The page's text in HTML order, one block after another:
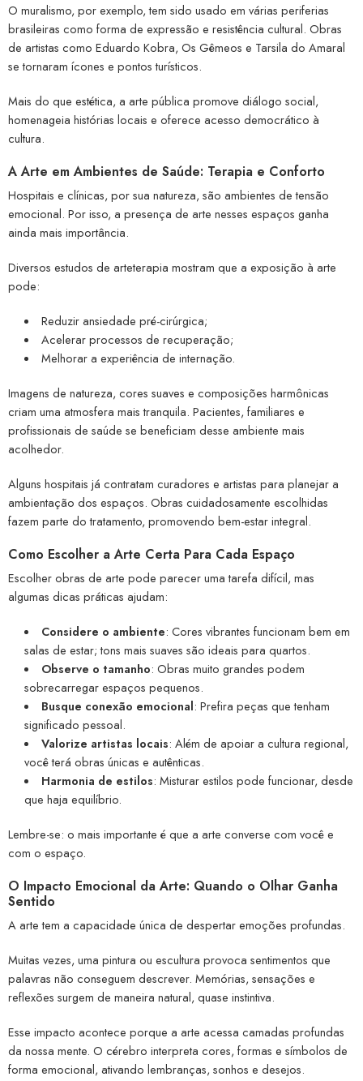
O muralismo, por exemplo, tem sido usado em várias periferias
brasileiras como forma de expressão e resistência cultural. Obras
de artistas como Eduardo Kobra, Os Gêmeos e Tarsila do Amaral
se tornaram ícones e pontos turísticos.
Mais do que estética, a arte pública promove diálogo social,
homenageia histórias locais e oferece acesso democrático à
cultura.
A Arte em Ambientes de Saúde: Terapia e Conforto
Hospitais e clínicas, por sua natureza, são ambientes de tensão
emocional. Por isso, a presença de arte nesses espaços ganha
ainda mais importância.
Diversos estudos de arteterapia mostram que a exposição à arte
pode:
Reduzir ansiedade pré-cirúrgica;
Acelerar processos de recuperação;
Melhorar a experiência de internação.
Imagens de natureza, cores suaves e composições harmônicas
criam uma atmosfera mais tranquila. Pacientes, familiares e
profissionais de saúde se beneficiam desse ambiente mais
acolhedor.
Alguns hospitais já contratam curadores e artistas para planejar a
ambientação dos espaços. Obras cuidadosamente escolhidas
fazem parte do tratamento, promovendo bem-estar integral.
Como Escolher a Arte Certa Para Cada Espaço
Escolher obras de arte pode parecer uma tarefa difícil, mas
algumas dicas práticas ajudam:
Considere o ambiente: Cores vibrantes funcionam bem em
salas de estar; tons mais suaves são ideais para quartos.
Observe o tamanho: Obras muito grandes podem
sobrecarregar espaços pequenos.
Busque conexão emocional: Prefira peças que tenham
significado pessoal.
Valorize artistas locais: Além de apoiar a cultura regional,
você terá obras únicas e autênticas.
Harmonia de estilos: Misturar estilos pode funcionar, desde
que haja equilíbrio.
Lembre-se: o mais importante é que a arte converse com você e
com o espaço.
O Impacto Emocional da Arte: Quando o Olhar Ganha
Sentido
A arte tem a capacidade única de despertar emoções profundas.
Muitas vezes, uma pintura ou escultura provoca sentimentos que
palavras não conseguem descrever. Memórias, sensações e
reflexões surgem de maneira natural, quase instintiva.
Esse impacto acontece porque a arte acessa camadas profundas
da nossa mente. O cérebro interpreta cores, formas e símbolos de
forma emocional, ativando lembranças, sonhos e desejos.